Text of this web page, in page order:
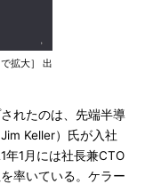
拡大］ 出
れたのは、先端半導
Keller）氏が入社
年1月には社長兼CTO
率いている。ケラー